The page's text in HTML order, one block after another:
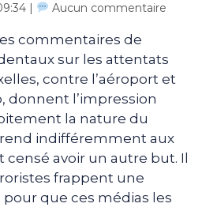
| Aucun commentaire
commentaires de
sur les attentats
contre l’aéroport et
donnent l’impression
la nature du
indifféremment aux
censé avoir un autre but. Il
frappent une
que ces médias les